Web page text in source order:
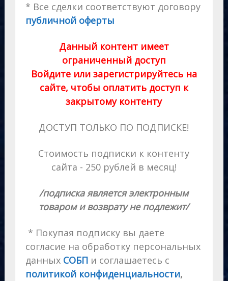
* Все сделки соответствуют договору
публичной оферты
Данный контент имеет
ограниченный доступ
Войдите или зарегистрируйтесь на
сайте, чтобы оплатить доступ к
закрытому контенту
ДОСТУП ТОЛЬКО ПО ПОДПИСКЕ!
Стоимость подписки к контенту
сайта - 250 рублей в месяц!
/подписка является электронным
товаром и возврату не подлежит/
* Покупая подписку вы даете
согласие на обработку персональных
данных СОБП и соглашаетесь с
политикой конфиденциальности,